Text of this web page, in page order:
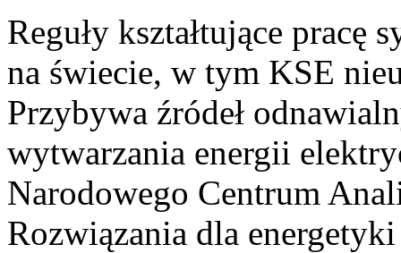
Reguły kształtujące pracę
na świecie, w tym KSE
Przybywa źródeł
wytwarzania energii
Narodowego Centrum
Rozwiązania dla